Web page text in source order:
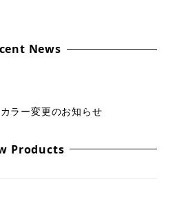
News
ラー変更のお知らせ
Products